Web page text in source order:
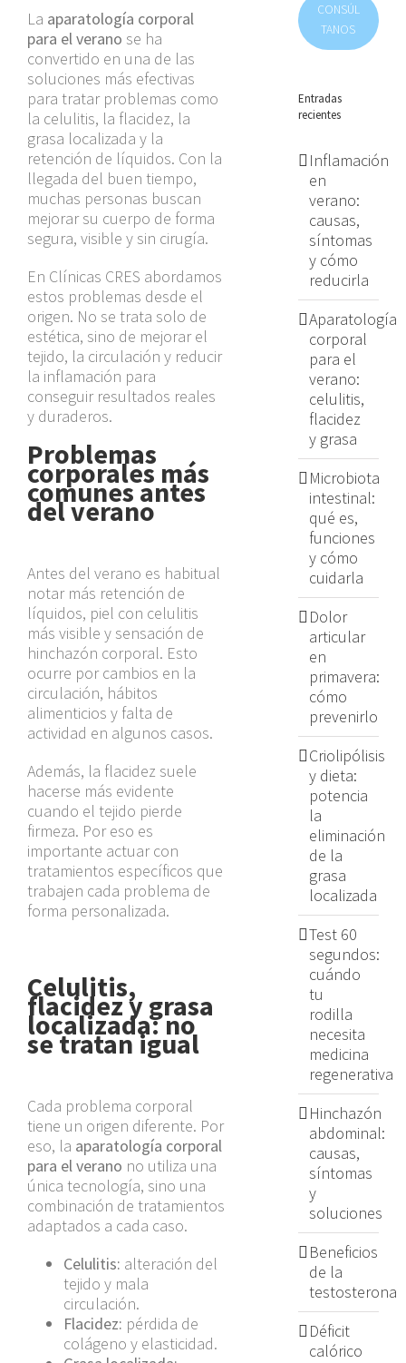
La aparatología corporal
para el verano se ha
convertido en una de las
soluciones más efectivas
para tratar problemas como
la celulitis, la flacidez, la
grasa localizada y la
retención de líquidos. Con la
llegada del buen tiempo,
muchas personas buscan
mejorar su cuerpo de forma
segura, visible y sin cirugía.
En Clínicas CRES abordamos
estos problemas desde el
origen. No se trata solo de
estética, sino de mejorar el
tejido, la circulación y reducir
la inflamación para
conseguir resultados reales
y duraderos.
Problemas
corporales más
comunes antes
del verano
Antes del verano es habitual
notar más retención de
líquidos, piel con celulitis
más visible y sensación de
hinchazón corporal. Esto
ocurre por cambios en la
circulación, hábitos
alimenticios y falta de
actividad en algunos casos.
Además, la flacidez suele
hacerse más evidente
cuando el tejido pierde
firmeza. Por eso es
importante actuar con
tratamientos específicos que
trabajen cada problema de
forma personalizada.
Celulitis,
flacidez y grasa
localizada: no
se tratan igual
Cada problema corporal
tiene un origen diferente. Por
eso, la aparatología corporal
para el verano no utiliza una
única tecnología, sino una
combinación de tratamientos
adaptados a cada caso.
Celulitis: alteración del
tejido y mala
circulación.
Flacidez: pérdida de
colágeno y elasticidad.
CONSÚL
TANOS
Entradas
recientes
Inflamación
en
verano:
causas,
síntomas
y cómo
reducirla
Aparatología
corporal
para el
verano:
celulitis,
flacidez
y grasa
Microbiota
intestinal:
qué es,
funciones
y cómo
cuidarla
Dolor
articular
en
primavera:
cómo
prevenirlo
Criolipólisis
y dieta:
potencia
la
eliminación
de la
grasa
localizada
Test 60
segundos:
cuándo
tu
rodilla
necesita
medicina
regenerativa
Hinchazón
abdominal:
causas,
síntomas
y
soluciones
Beneficios
de la
testosterona
Déficit
calórico